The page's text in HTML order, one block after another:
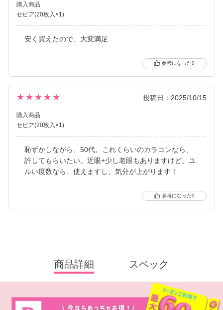
購入商品
セピア(20枚入×1)
安く買えたので、大変満足
0
★★★★★ 投稿日：2025/10/15
購入商品
セピア(20枚入×1)
恥ずかしながら、50代。これくらいのカラコンなら、
許してもらいたい。近眼+少し老眼もありますけど、ユ
ルい度数なら、使えますし、気分が上がります！
0
商品詳細 スペック